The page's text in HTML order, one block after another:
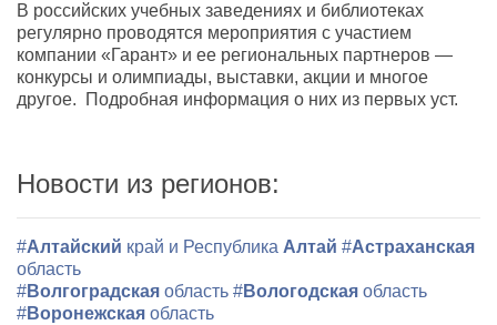
В российских учебных заведениях и библиотеках
регулярно проводятся мероприятия с участием
компании «Гарант» и ее региональных партнеров —
конкурсы и олимпиады, выставки, акции и многое
другое. Подробная информация о них из первых уст.
Новости из регионов:
#Алтайский край и Республика Алтай #Астраханская
область
#Волгоградская область #Вологодская область
#Воронежская область